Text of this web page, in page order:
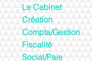
Le Cabinet
Création
Compta/Gestion
Fiscalité
Social/Paie